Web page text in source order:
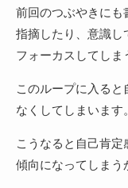
前回のつぶやきにも
指摘したり、意識し
フォーカスしてしま
このループに入る
なくしてしまいます。
こうなると自己肯定
傾向になってしまう